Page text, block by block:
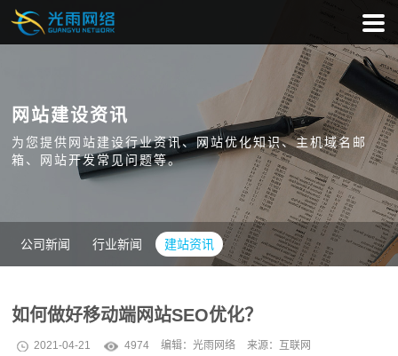
网站建设资讯
为您提供网站建设行业资讯、网站优化知识、主机域名邮
箱、网站开发常见问题等。
公司新闻 行业新闻 建站资讯
如何做好移动端网站SEO优化？
2021-04-21 4974 编辑：光雨网络 来源：互联网